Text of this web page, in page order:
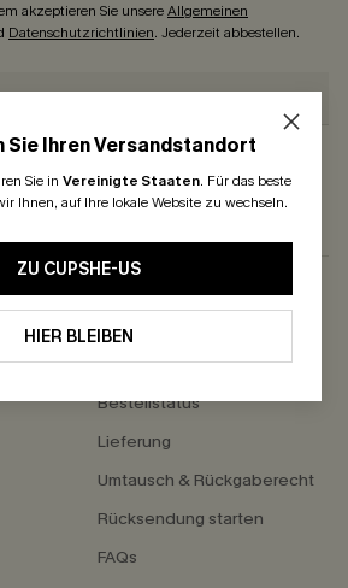
Sie Ihren Versandstandort
Sie in Vereinigte Staaten. Für das beste
Ihnen, auf Ihre lokale Website zu wechseln.
ZU CUPSHE-US
HIER BLEIBEN
akzeptieren Sie unsereAllgemeinen
Datenschutzrichtlinien. Jederzeit abbestellen.
HILFE
Kontakt
Bestellstatus
Lieferung
Umtausch & Rückgaberecht
Rücksendung starten
FAQs